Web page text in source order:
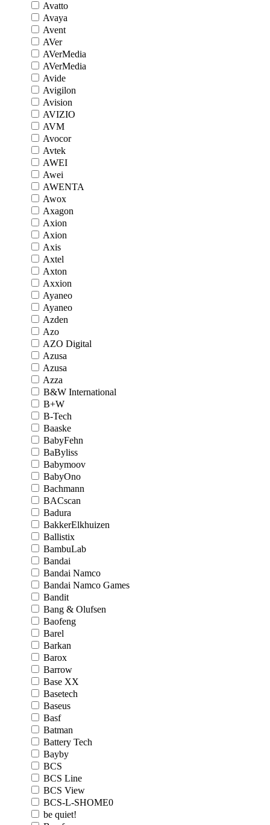
Avatto
Avaya
Avent
AVer
AVerMedia
AVerMedia
Avide
Avigilon
Avision
AVIZIO
AVM
Avocor
Avtek
AWEI
Awei
AWENTA
Awox
Axagon
Axion
Axion
Axis
Axtel
Axton
Axxion
Ayaneo
Ayaneo
Azden
Azo
AZO Digital
Azusa
Azusa
Azza
B&W International
B+W
B-Tech
Baaske
BabyFehn
BaByliss
Babymoov
BabyOno
Bachmann
BACscan
Badura
BakkerElkhuizen
Ballistix
BambuLab
Bandai
Bandai Namco
Bandai Namco Games
Bandit
Bang & Olufsen
Baofeng
Barel
Barkan
Barox
Barrow
Base XX
Basetech
Baseus
Basf
Batman
Battery Tech
Bayby
BCS
BCS Line
BCS View
BCS-L-SHOME0
be quiet!